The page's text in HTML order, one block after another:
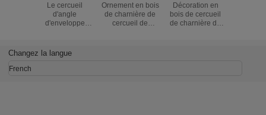
Le cercueil
d'angle
d'enveloppe
cercueil pour le
coin en plastique
Ornement en bois
de charnière de
cercueil de
Décoration en
bois de cercueil
de charnière de
Changez la langue
French